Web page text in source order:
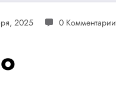
2025 0 Комментарии